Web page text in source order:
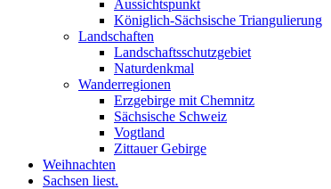
Aussichtspunkt
Königlich-Sächsische Triangulierung
Landschaften
Landschaftsschutzgebiet
Naturdenkmal
Wanderregionen
Erzgebirge mit Chemnitz
Sächsische Schweiz
Vogtland
Zittauer Gebirge
Weihnachten
Sachsen liest.